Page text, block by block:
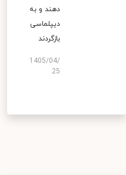
دهند و به
دیپلماسی
بازگردند
1405/04/
25